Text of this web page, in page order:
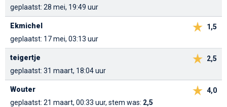
geplaatst: 28 mei, 19:49 uur
1,5
Ekmichel
geplaatst: 17 mei, 03:13 uur
2,5
teigertje
geplaatst: 31 maart, 18:04 uur
4,0
Wouter
geplaatst: 21 maart, 00:33 uur, stem was: 2,5